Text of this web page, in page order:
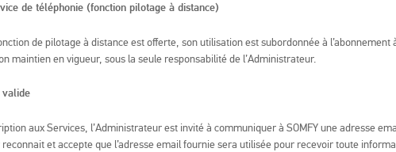
de téléphonie (fonction pilotage à distance)
de pilotage à distance est offerte, son utilisation est subordonnée à l’abonnement
maintien en vigueur, sous la seule responsabilité de l’Administrateur.
aux Services, l’Administrateur est invité à communiquer à SOMFY une adresse
reconnait et accepte que l’adresse email fournie sera utilisée pour recevoir toute